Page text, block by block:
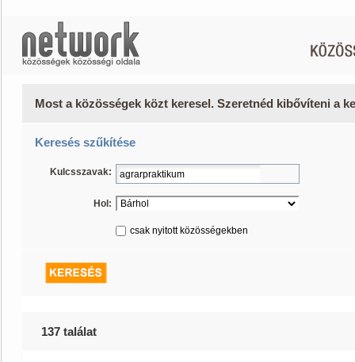
Most a közösségek közt keresel. Szeretnéd kibővíteni a
Keresés szűkítése
Kulcsszavak:
Hol:
csak nyitott közösségekben
137 találat